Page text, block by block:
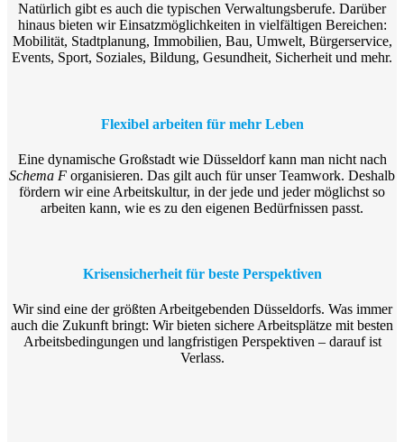
Natürlich gibt es auch die typischen Verwaltungsberufe. Darüber
hinaus bieten wir Einsatzmöglichkeiten in vielfältigen Bereichen:
Mobilität, Stadtplanung, Immobilien, Bau, Umwelt, Bürgerservice,
Events, Sport, Soziales, Bildung, Gesundheit, Sicherheit und mehr.
Flexibel arbeiten für mehr Leben
Eine dynamische Großstadt wie Düsseldorf kann man nicht nach
Schema F organisieren. Das gilt auch für unser Teamwork. Deshalb
fördern wir eine Arbeitskultur, in der jede und jeder möglichst so
arbeiten kann, wie es zu den eigenen Bedürfnissen passt.
Krisensicherheit für beste Perspektiven
Wir sind eine der größten Arbeitgebenden Düsseldorfs. Was immer
auch die Zukunft bringt: Wir bieten sichere Arbeitsplätze mit besten
Arbeitsbedingungen und langfristigen Perspektiven – darauf ist
Verlass.